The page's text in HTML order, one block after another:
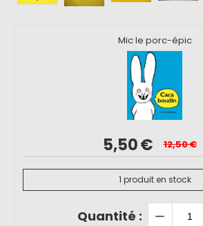
Mic le porc-épic
5,50€ 12,50€
1 produit en stock
Quantité :